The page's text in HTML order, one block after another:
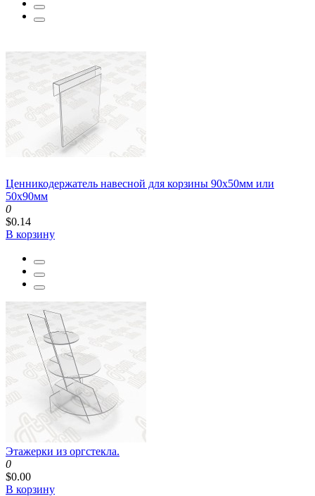
Ценникодержатель навесной для корзины 90x50мм или
50x90мм
0
$0.14
В корзину
Этажерки из оргстекла.
0
$0.00
В корзину